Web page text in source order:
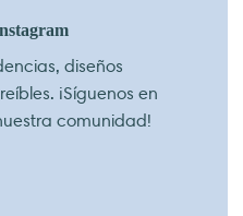
diseños
¡Síguenos en
comunidad!